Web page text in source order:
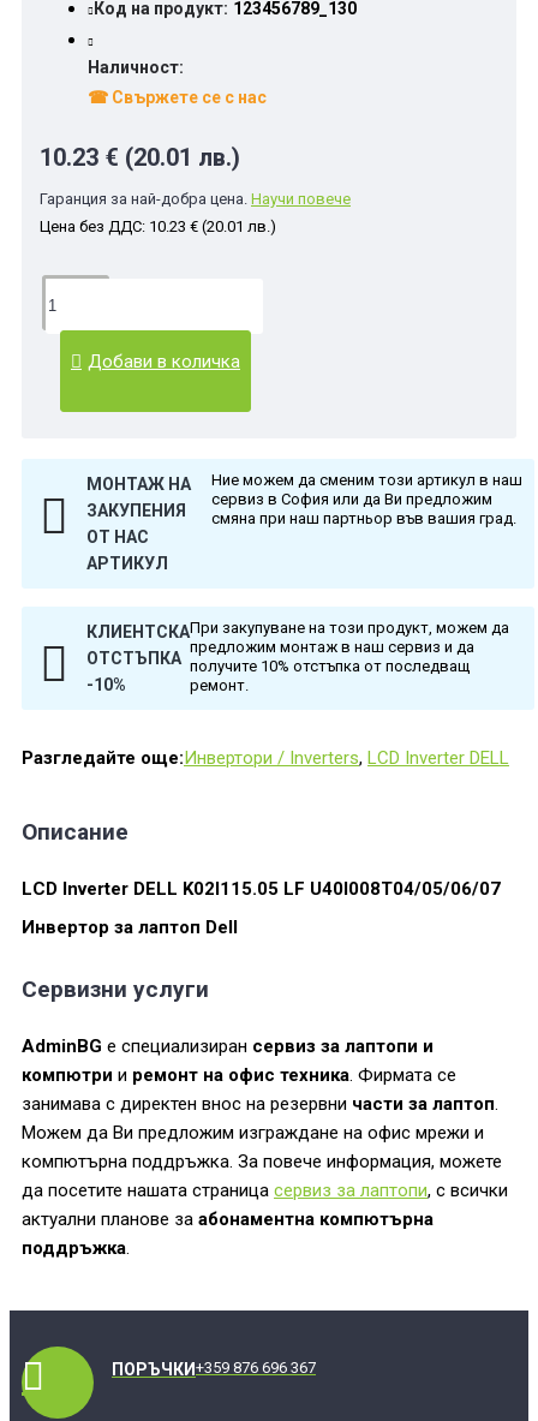
Код на продукт: 123456789_130
Наличност:
☎ Свържете се с нас
10.23 € (20.01 лв.)
Гаранция за най-добра цена. Научи повече
Цена без ДДС: 10.23 € (20.01 лв.)
Добави в количка
МОНТАЖ НА
ЗАКУПЕНИЯ
ОТ НАС
АРТИКУЛ
Ние можем да сменим този артикул в наш
сервиз в София или да Ви предложим
смяна при наш партньор във вашия град.
КЛИЕНТСКА
ОТСТЪПКА
-10%
При закупуване на този продукт, можем да
предложим монтаж в наш сервиз и да
получите 10% отстъпка от последващ
ремонт.
Разгледайте още:Инвертори / Inverters, LCD Inverter DELL
Описание
LCD Inverter DELL K02I115.05 LF U40I008T04/05/06/07
Инвертор за лаптоп Dell
Сервизни услуги
AdminBG е специализиран сервиз за лаптопи и
компютри и ремонт на офис техника. Фирмата се
занимава с директен внос на резервни части за лаптоп.
Можем да Ви предложим изграждане на офис мрежи и
компютърна поддръжка. За повече информация, можете
да посетите нашата страница сервиз за лаптопи, с всички
актуални планове за абонаментна компютърна
поддръжка.
ПОРЪЧКИ +359 876 696 367